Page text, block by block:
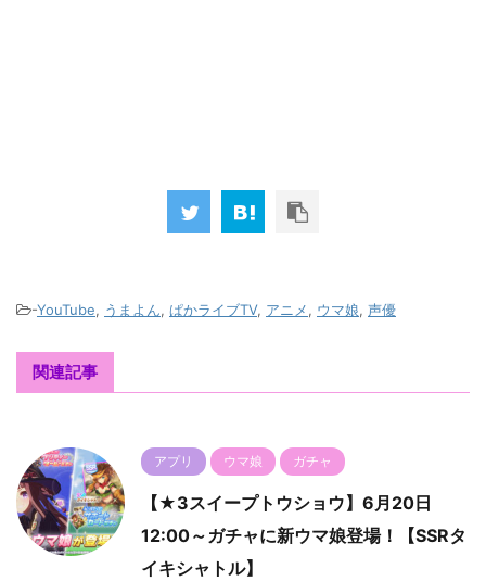
-YouTube, うまよん, ぱかライブTV, アニメ, ウマ娘, 声優
関連記事
アプリ ウマ娘 ガチャ
【★3スイープトウショウ】6月20日
12:00～ガチャに新ウマ娘登場！【SSRタ
イキシャトル】